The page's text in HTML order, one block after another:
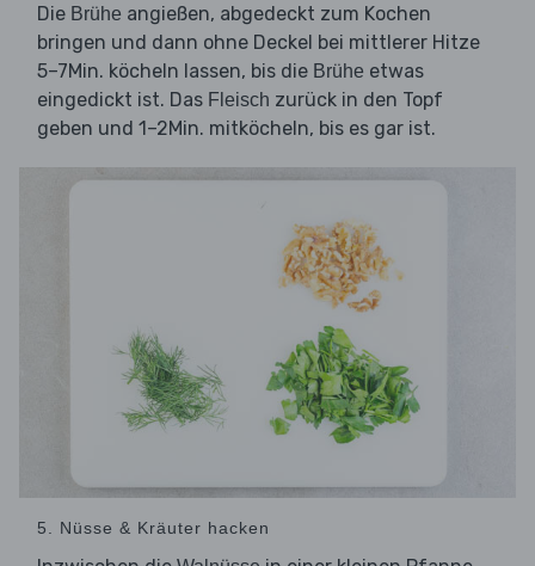
Die Brühe angießen, abgedeckt zum Kochen
bringen und dann ohne Deckel bei mittlerer Hitze
5–7Min. köcheln lassen, bis die Brühe etwas
eingedickt ist. Das Fleisch zurück in den Topf
geben und 1–2Min. mitköcheln, bis es gar ist.
5. Nüsse & Kräuter hacken